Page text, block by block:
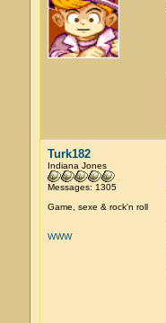
Turk182
Indiana Jones
Messages: 1305
Game, sexe & rock'n roll
WWW